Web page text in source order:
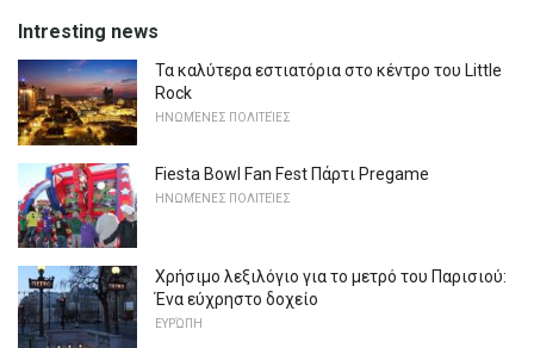
Intresting news
Τα καλύτερα εστιατόρια στο κέντρο του Little
Rock
ΗΝΩΜΈΝΕΣ ΠΟΛΙΤΕΊΕΣ
Fiesta Bowl Fan Fest Πάρτι Pregame
ΗΝΩΜΈΝΕΣ ΠΟΛΙΤΕΊΕΣ
Χρήσιμο λεξιλόγιο για το μετρό του Παρισιού:
Ένα εύχρηστο δοχείο
ΕΥΡΏΠΗ